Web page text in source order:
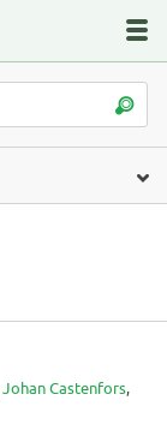
Johan Castenfors,